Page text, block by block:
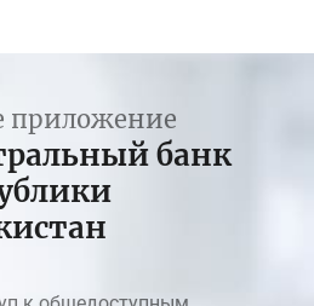
приложение
банк